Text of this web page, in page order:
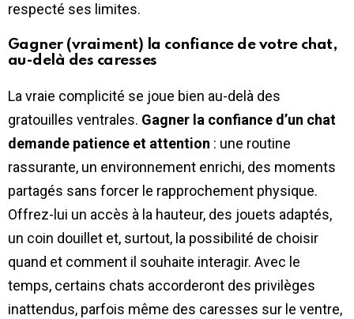
respecté ses limites.
Gagner (vraiment) la confiance de votre chat,
au-delà des caresses
La vraie complicité se joue bien au-delà des
gratouilles ventrales. Gagner la confiance d’un chat
demande patience et attention : une routine
rassurante, un environnement enrichi, des moments
partagés sans forcer le rapprochement physique.
Offrez-lui un accès à la hauteur, des jouets adaptés,
un coin douillet et, surtout, la possibilité de choisir
quand et comment il souhaite interagir. Avec le
temps, certains chats accorderont des privilèges
inattendus, parfois même des caresses sur le ventre,